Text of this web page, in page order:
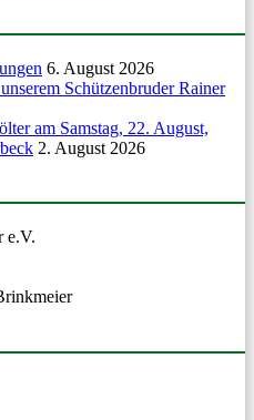
6. August 2026
Schützenbruder Rainer
am Samstag, 22. August,
2. August 2026
e.V.